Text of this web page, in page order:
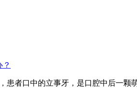
患者口中的立事牙，是口腔中后一